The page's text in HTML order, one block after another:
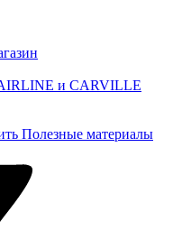
и CARVILLE
Полезные материалы